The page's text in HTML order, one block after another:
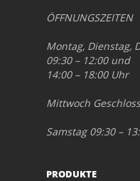
ÖFFNUNGSZEITEN
Montag, Dienstag,
09:30 – 12:00 und
14:00 – 18:00 Uhr
Mittwoch
Samstag 09:30 –
PRODUKTE